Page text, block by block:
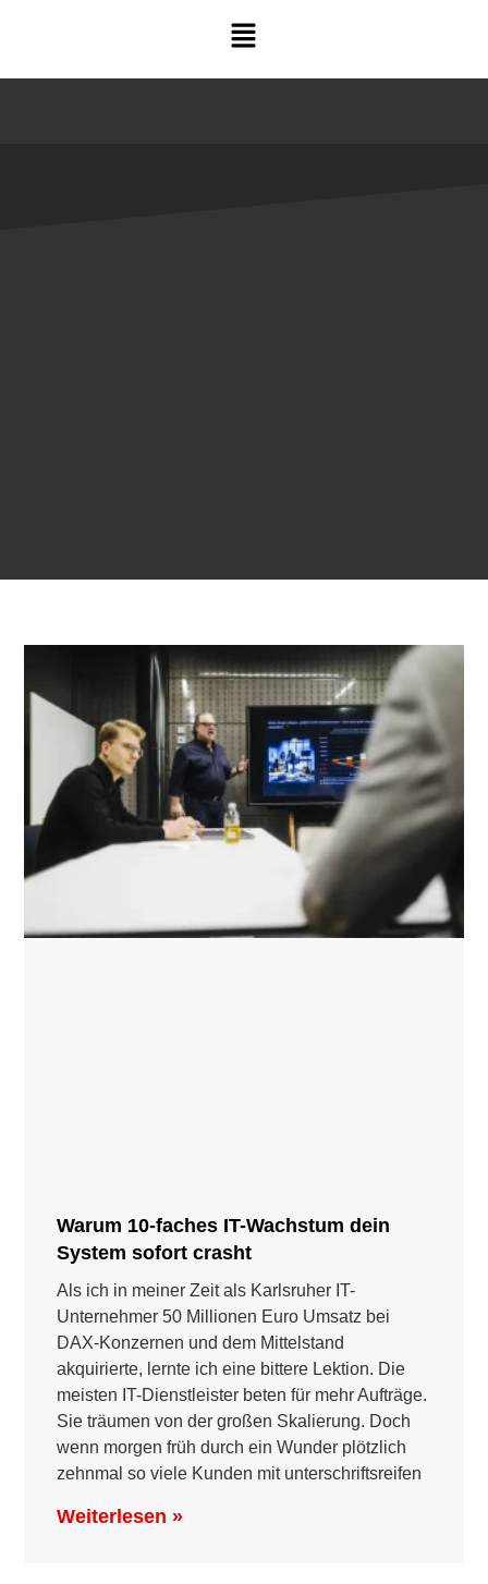
Warum 10-faches IT-Wachstum dein
System sofort crasht
Als ich in meiner Zeit als Karlsruher IT-
Unternehmer 50 Millionen Euro Umsatz bei
DAX-Konzernen und dem Mittelstand
akquirierte, lernte ich eine bittere Lektion. Die
meisten IT-Dienstleister beten für mehr Aufträge.
Sie träumen von der großen Skalierung. Doch
wenn morgen früh durch ein Wunder plötzlich
zehnmal so viele Kunden mit unterschriftsreifen
Weiterlesen »